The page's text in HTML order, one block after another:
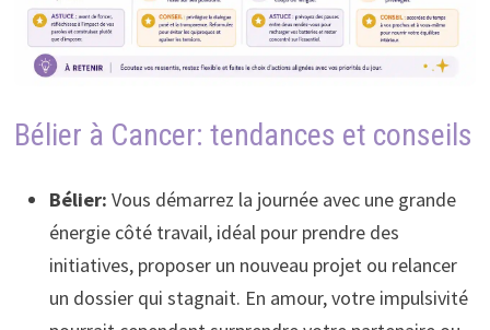
Bélier à Cancer: tendances et conseils
Bélier: Vous démarrez la journée avec une grande
énergie côté travail, idéal pour prendre des
initiatives, proposer un nouveau projet ou relancer
un dossier qui stagnait. En amour, votre impulsivité